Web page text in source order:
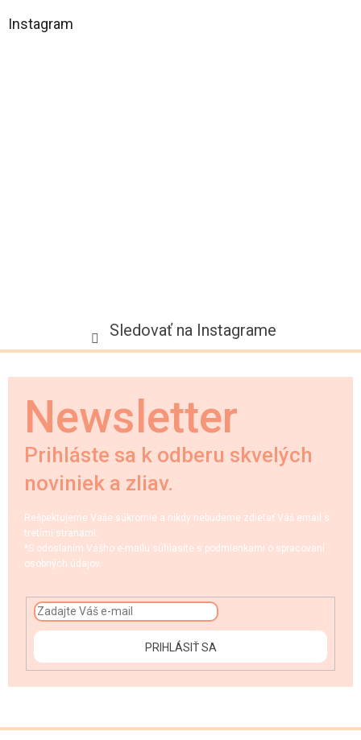
á
Instagram
Sledovať na Instagrame
Newsletter
Prihláste sa k odberu skvelých
noviniek a zliav.
Rešpektujeme Vaše súkromie a nikdy nebudeme zdieľať Váš email s
tretími stranami.
*S odoslaním Vášho e-mailu súhlasíte s podmienkami o spracovaní
osobných údajov.
PRIHLÁSIŤ SA